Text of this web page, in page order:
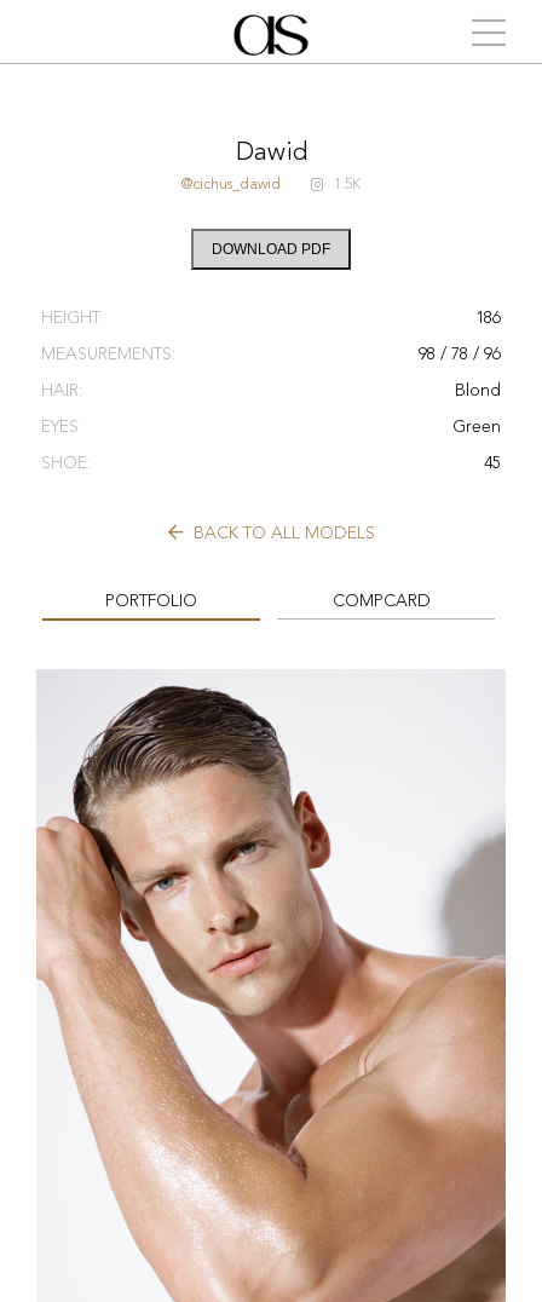
Dawid
@cichus_dawid 1.5K
DOWNLOAD PDF
HEIGHT: 186
MEASUREMENTS: 98 / 78 / 96
HAIR: Blond
EYES: Green
SHOE: 45
BACK TO ALL MODELS
PORTFOLIO COMPCARD